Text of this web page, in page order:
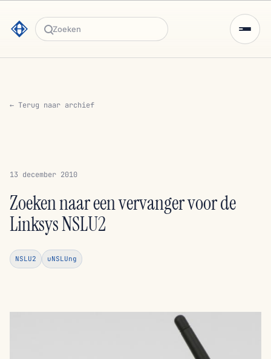
Zoeken
← Terug naar archief
13 december 2010
Zoeken naar een vervanger voor de
Linksys NSLU2
NSLU2 uNSLUng